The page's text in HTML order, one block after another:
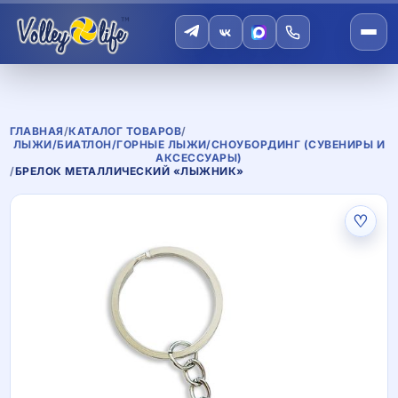
ГЛАВНАЯ/КАТАЛОГ ТОВАРОВ/
ЛЫЖИ/БИАТЛОН/ГОРНЫЕ ЛЫЖИ/СНОУБОРДИНГ (СУВЕНИРЫ И
АКСЕССУАРЫ)
/БРЕЛОК МЕТАЛЛИЧЕСКИЙ «ЛЫЖНИК»
♡